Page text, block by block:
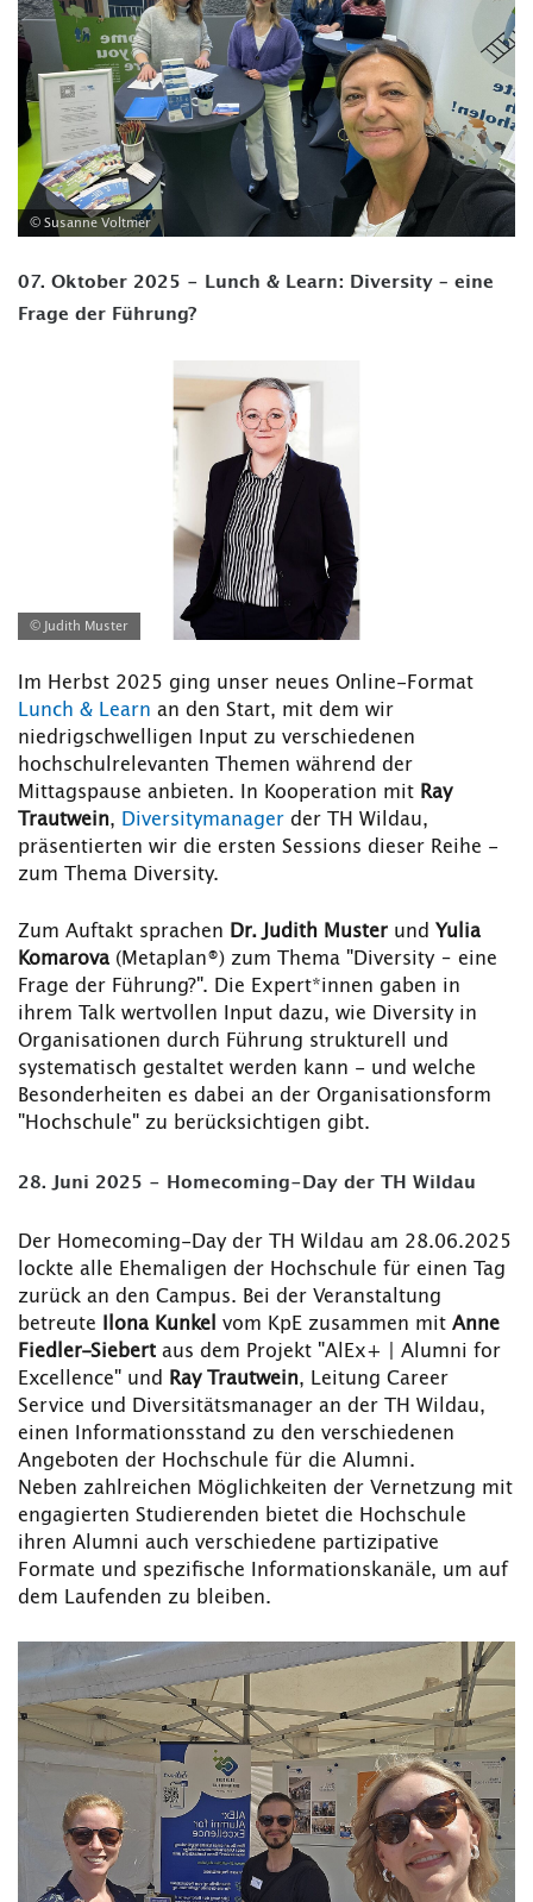
© Susanne Voltmer
07. Oktober 2025 - Lunch & Learn: Diversity – eine
Frage der Führung?
© Judith Muster
Im Herbst 2025 ging unser neues Online-Format
Lunch & Learn an den Start, mit dem wir
niedrigschwelligen Input zu verschiedenen
hochschulrelevanten Themen während der
Mittagspause anbieten. In Kooperation mit Ray
Trautwein, Diversitymanager der TH Wildau,
präsentierten wir die ersten Sessions dieser Reihe -
zum Thema Diversity.
Zum Auftakt sprachen Dr. Judith Muster und Yulia
Komarova (Metaplan®) zum Thema "Diversity – eine
Frage der Führung?". Die Expert*innen gaben in
ihrem Talk wertvollen Input dazu, wie Diversity in
Organisationen durch Führung strukturell und
systematisch gestaltet werden kann - und welche
Besonderheiten es dabei an der Organisationsform
"Hochschule" zu berücksichtigen gibt.
28. Juni 2025 - Homecoming-Day der TH Wildau
Der Homecoming-Day der TH Wildau am 28.06.2025
lockte alle Ehemaligen der Hochschule für einen Tag
zurück an den Campus. Bei der Veranstaltung
betreute
Ilona Kunkel vom KpE zusammen mit Anne
Fiedler-Siebert aus dem Projekt "AlEx+ | Alumni for
Excellence" und
Ray Trautwein, Leitung Career
Service und Diversitätsmanager an der TH Wildau,
einen Informationsstand zu den verschiedenen
Angeboten der Hochschule für die Alumni.
Neben zahlreichen Möglichkeiten der Vernetzung mit
engagierten Studierenden bietet die Hochschule
ihren Alumni auch verschiedene partizipative
Formate und spezifische Informationskanäle, um auf
dem Laufenden zu bleiben.